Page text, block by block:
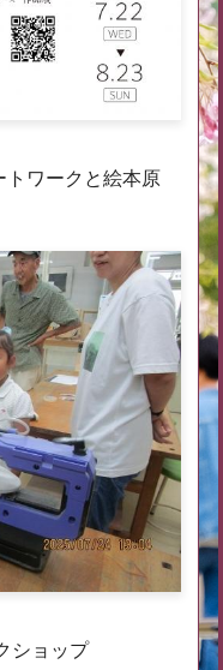
ワークと絵本原
ショップ